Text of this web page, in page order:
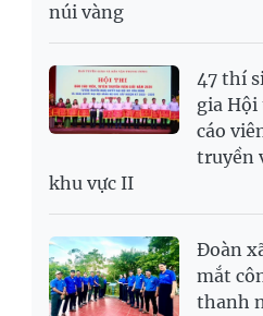
núi vàng
47 thí
gia Hội
cáo
truyền
khu vực II
Đoàn
mắt
thanh